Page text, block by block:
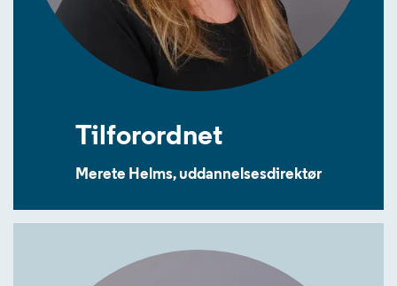
Tilforordnet
Merete Helms, uddannelsesdirektør